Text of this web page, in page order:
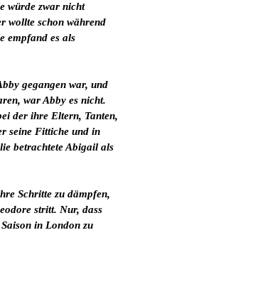
würde zwar nicht
wollte schon während
empfand es als
gegangen war, und
war Abby es nicht.
der ihre Eltern, Tanten,
seine Fittiche und in
betrachtete Abigail als
Schritte zu dämpfen,
stritt. Nur, dass
in London zu